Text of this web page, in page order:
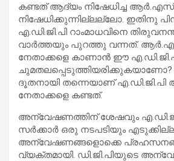
കണ്ടത് ആദ്യം നിഷേധിച്ച
നിഷേധിക്കുന്നില്ലല്ലോ. ഇതിനു
എ.ഡി.ജി.പി റാംമാധവിനെ
വാര്‍ത്തയും പുറത്തു വന്നത്.
നേതാക്കളെ കാണാന്‍ ഈ
ദൂതനായി തന്നെയാണ്
നേതാക്കളെ കണ്ടത്.
അന്വേഷണത്തിന് ശേഷവും
സര്‍ക്കാര്‍ ഒരു നടപടിയും
അന്വേഷണങ്ങളൊക്കെ
വ്യക്തമായി. ഡി.ജി.പിയുടെ